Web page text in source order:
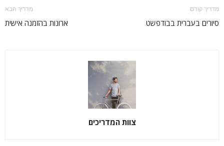
מדריך קודם
סיורים בעברית בבודפשט
מדריך הבא
ארונות בהזמנה אישית
צוות המדריכים